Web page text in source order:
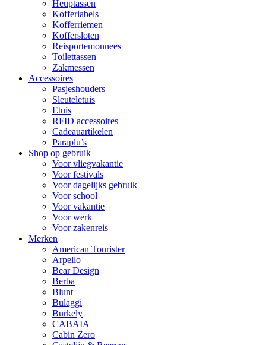
Heuptassen
Kofferlabels
Kofferriemen
Koffersloten
Reisportemonnees
Toilettassen
Zakmessen
Accessoires
Pasjeshouders
Sleuteletuis
Etuis
RFID accessoires
Cadeauartikelen
Paraplu’s
Shop op gebruik
Voor vliegvakantie
Voor festivals
Voor dagelijks gebruik
Voor school
Voor vakantie
Voor werk
Voor zakenreis
Merken
American Tourister
Arpello
Bear Design
Berba
Blunt
Bulaggi
Burkely
CABAIA
Cabin Zero